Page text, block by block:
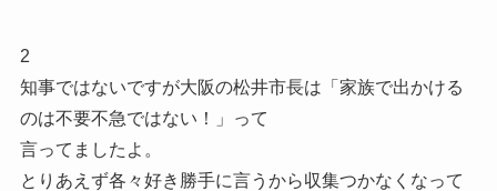
2
知事ではないですが大阪の松井市長は「家族で出かける
のは不要不急ではない！」って
言ってましたよ。
とりあえず各々好き勝手に言うから収集つかなくなって